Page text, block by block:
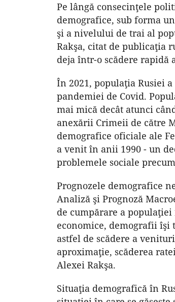
Pe lângă consecinţele
demografice, sub forma
şi a nivelului de trai al
Rakşa, citat de publicaţia
deja într-o scădere rapidă
În 2021, populaţia Rusiei
pandemiei de Covid.
mai mică decât atunci
anexării Crimeii de către
demografice oficiale ale
a venit în anii 1990 - un
problemele sociale
Prognozele demografice
Analiză şi Prognoză
de cumpărare a
economice, demografii
astfel de scădere a
aproximaţie, scăderea
Alexei Rakşa.
Situaţia demografică în